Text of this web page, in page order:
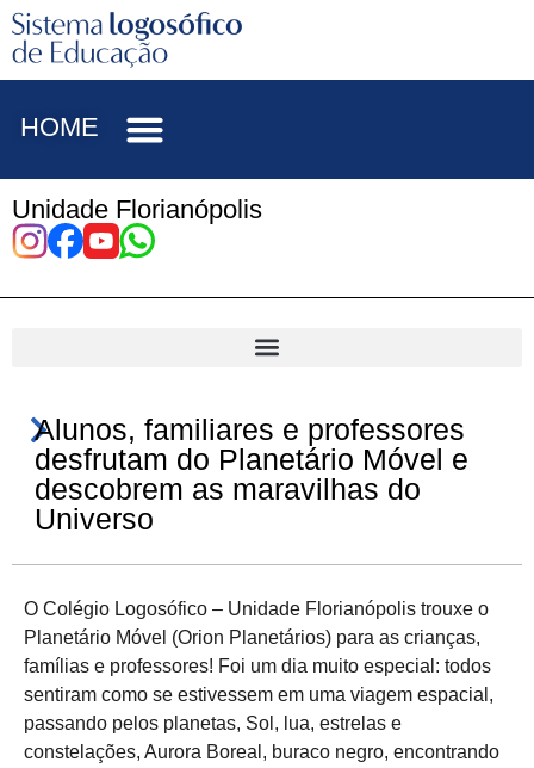
HOME
Unidade Florianópolis
Alunos, familiares e professores
desfrutam do Planetário Móvel e
descobrem as maravilhas do
Universo
O Colégio Logosófico – Unidade Florianópolis trouxe o
Planetário Móvel (Orion Planetários) para as crianças,
famílias e professores! Foi um dia muito especial: todos
sentiram como se estivessem em uma viagem espacial,
passando pelos planetas, Sol, lua, estrelas e
constelações, Aurora Boreal, buraco negro, encontrando